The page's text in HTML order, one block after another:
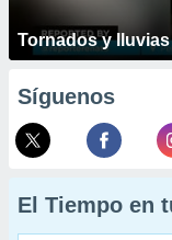
Tornados y
Síguenos
El Tiempo en